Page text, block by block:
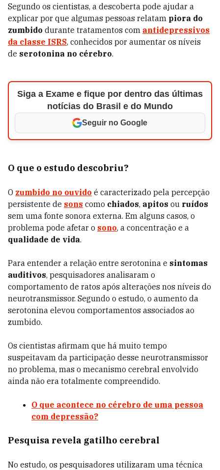
Segundo os cientistas, a descoberta pode ajudar a
explicar por que algumas pessoas relatam piora do
zumbido durante tratamentos com antidepressivos
da classe ISRS, conhecidos por aumentar os níveis
de serotonina no cérebro.
Siga a Exame e fique por dentro das últimas
notícias do Brasil e do Mundo
Seguir no Google
O que o estudo descobriu?
O zumbido no ouvido é caracterizado pela percepção
persistente de sons como chiados, apitos ou ruídos
sem uma fonte sonora externa. Em alguns casos, o
problema pode afetar o sono, a concentração e a
qualidade de vida.
Para entender a relação entre serotonina e sintomas
auditivos, pesquisadores analisaram o
comportamento de ratos após alterações nos níveis do
neurotransmissor. Segundo o estudo, o aumento da
serotonina elevou comportamentos associados ao
zumbido.
Os cientistas afirmam que há muito tempo
suspeitavam da participação desse neurotransmissor
no problema, mas o mecanismo cerebral envolvido
ainda não era totalmente compreendido.
O que acontece no cérebro de uma pessoa
com depressão?
Pesquisa revela gatilho cerebral
No estudo, os pesquisadores utilizaram uma técnica